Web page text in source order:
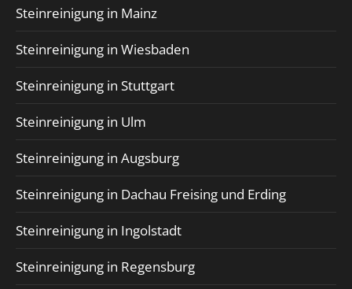
Steinreinigung in Mainz
Steinreinigung in Wiesbaden
Steinreinigung in Stuttgart
Steinreinigung in Ulm
Steinreinigung in Augsburg
Steinreinigung in Dachau Freising und Erding
Steinreinigung in Ingolstadt
Steinreinigung in Regensburg